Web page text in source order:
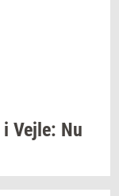
i Vejle: Nu